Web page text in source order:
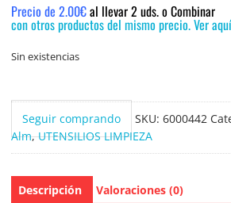
Precio de 2.00€al llevar 2 uds. o Combinar
con otros productos del mismo precio. Ver aquí
Sin existencias
Seguir comprando SKU: 6000442
Alm,UTENSILIOS LIMPIEZA
Descripción Valoraciones (0)